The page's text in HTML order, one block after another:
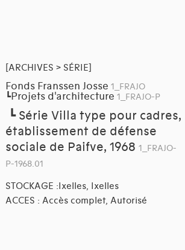
[ARCHIVES > SÉRIE]
Fonds Franssen Josse 1_FRAJO
┗Projets d'architecture 1_FRAJO-P
┗ Série Villa type pour cadres,
établissement de défense
sociale de Paifve, 1968 1_FRAJO-
P-1968.01
STOCKAGE :Ixelles, Ixelles
ACCES : Accès complet, Autorisé